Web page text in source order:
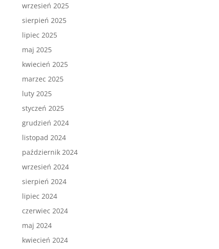
wrzesień 2025
sierpień 2025
lipiec 2025
maj 2025
kwiecień 2025
marzec 2025
luty 2025
styczeń 2025
grudzień 2024
listopad 2024
październik 2024
wrzesień 2024
sierpień 2024
lipiec 2024
czerwiec 2024
maj 2024
kwiecień 2024